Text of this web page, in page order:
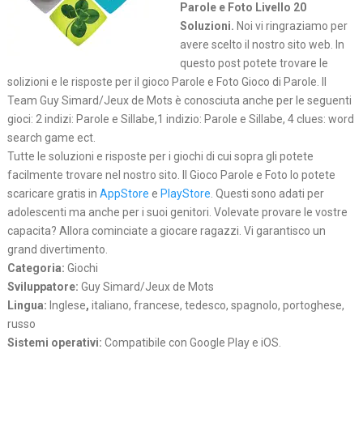
Parole e Foto Livello 20
Soluzioni. Noi vi ringraziamo per
avere scelto il nostro sito web. In
questo post potete trovare le
solizioni e le risposte per il gioco Parole e Foto Gioco di Parole. Il
Team Guy Simard/Jeux de Mots è conosciuta anche per le seguenti
gioci: 2 indizi: Parole e Sillabe,1 indizio: Parole e Sillabe, 4 clues: word
search game ect.
Tutte le soluzioni e risposte per i giochi di cui sopra gli potete
facilmente trovare nel nostro sito. Il Gioco Parole e Foto lo potete
scaricare gratis in AppStore e PlayStore. Questi sono adati per
adolescenti ma anche per i suoi genitori. Volevate provare le vostre
capacita? Allora cominciate a giocare ragazzi. Vi garantisco un
grand divertimento.
Categoria: Giochi
Sviluppatore: Guy Simard/Jeux de Mots
Lingua: Inglese, italiano, francese, tedesco, spagnolo, portoghese,
russo
Sistemi operativi: Compatibile con Google Play e iOS.